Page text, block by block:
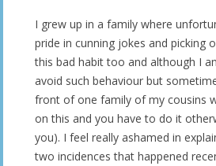
I grew up in a family where
pride in cunning jokes and picking
this bad habit too and although I
avoid such behaviour but
front of one family of my cousins
on this and you have to do it
you). I feel really ashamed in
two incidences that happened